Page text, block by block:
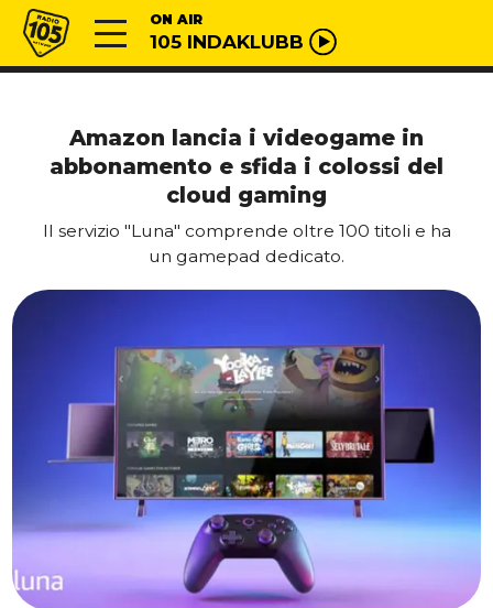
Vai al contenuto
Radio 105 ON AIR
105 INDAKLUBB
Amazon lancia i videogame in
abbonamento e sfida i colossi del
cloud gaming
Il servizio "Luna" comprende oltre 100 titoli e ha
un gamepad dedicato.